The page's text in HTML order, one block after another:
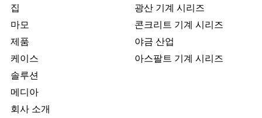
집
마모
제품
케이스
솔루션
메디아
회사 소개
광산 기계 시리즈
콘크리트 기계 시리즈
야금 산업
아스팔트 기계 시리즈